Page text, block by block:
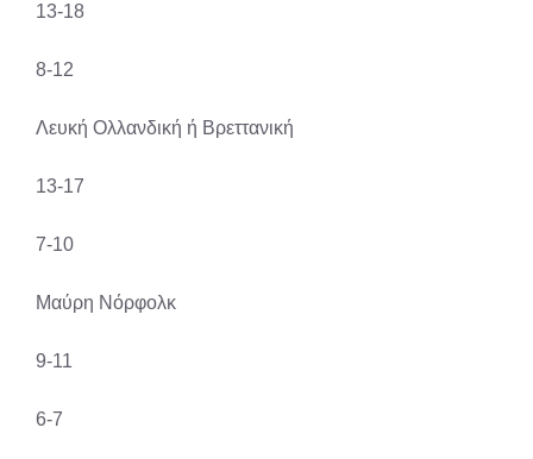
13-18
8-12
Λευκή Ολλανδική ή Βρεττανική
13-17
7-10
Μαύρη Νόρφολκ
9-11
6-7